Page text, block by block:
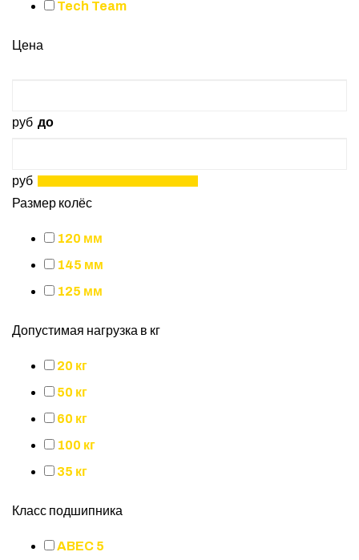
Tech Team
Цена
руб до
руб
Размер колёс
120 мм
145 мм
125 мм
Допустимая нагрузка в кг
20 кг
50 кг
60 кг
100 кг
35 кг
Класс подшипника
ABEC 5